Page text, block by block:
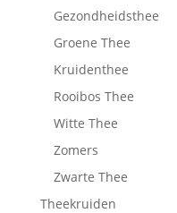
Gezondheidsthee
Groene Thee
Kruidenthee
Rooibos Thee
Witte Thee
Zomers
Zwarte Thee
Theekruiden